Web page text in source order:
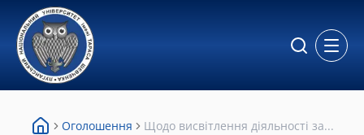
Оголошення Щодо висвітлення діяльності за...